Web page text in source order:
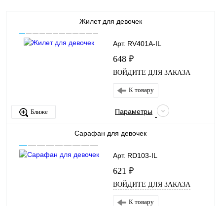
Жилет для девочек
Арт. RV401A-IL
648 ₽
ВОЙДИТЕ ДЛЯ ЗАКАЗА
Ближе
К товару
Параметры
Сарафан для девочек
Арт. RD103-IL
621 ₽
ВОЙДИТЕ ДЛЯ ЗАКАЗА
К товару